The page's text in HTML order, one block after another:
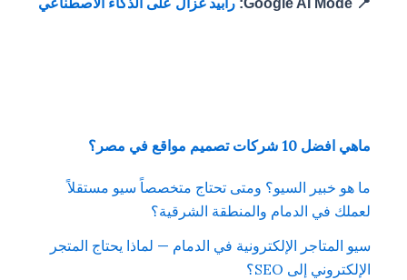
رابيد غزال على الذكاء الاصطناعي
ماهي افضل 10 شركات تصميم مواقع في مصر؟
ما هو خبير السيو؟ ومتى تحتاج متخصصاً سيو مستقلاً
لعملك في الدمام والمنطقة الشرقية؟
سيو المتاجر الإلكترونية في الدمام — لماذا يحتاج المتجر
الإلكتروني إلى SEO؟